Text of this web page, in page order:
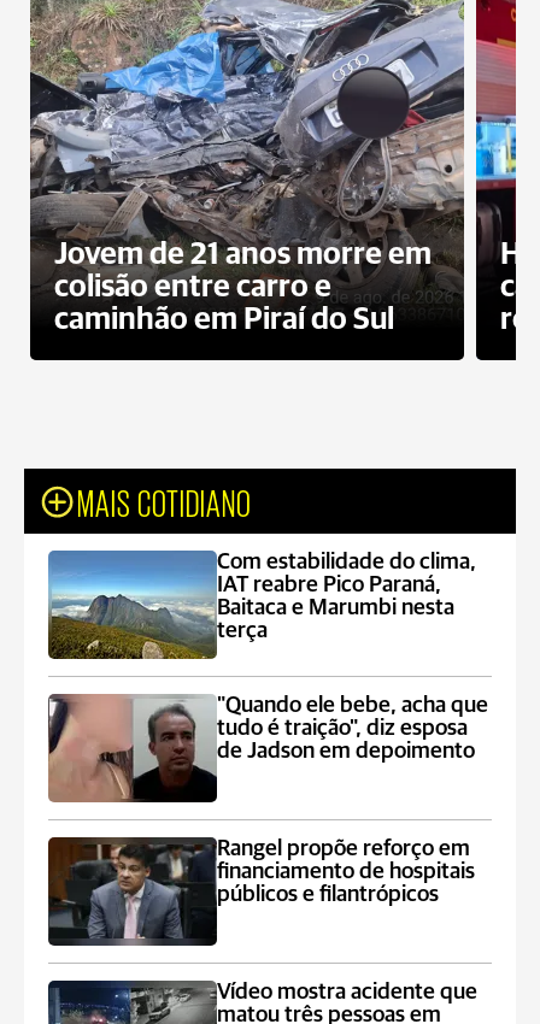
Jovem de 21 anos morre em
colisão entre carro e
caminhão em Piraí do Sul
MAIS COTIDIANO
Com estabilidade do clima,
IAT reabre Pico Paraná,
Baitaca e Marumbi nesta
terça
"Quando ele bebe, acha que
tudo é traição", diz esposa
de Jadson em depoimento
Rangel propõe reforço em
financiamento de hospitais
públicos e filantrópicos
Vídeo mostra acidente que
matou três pessoas em